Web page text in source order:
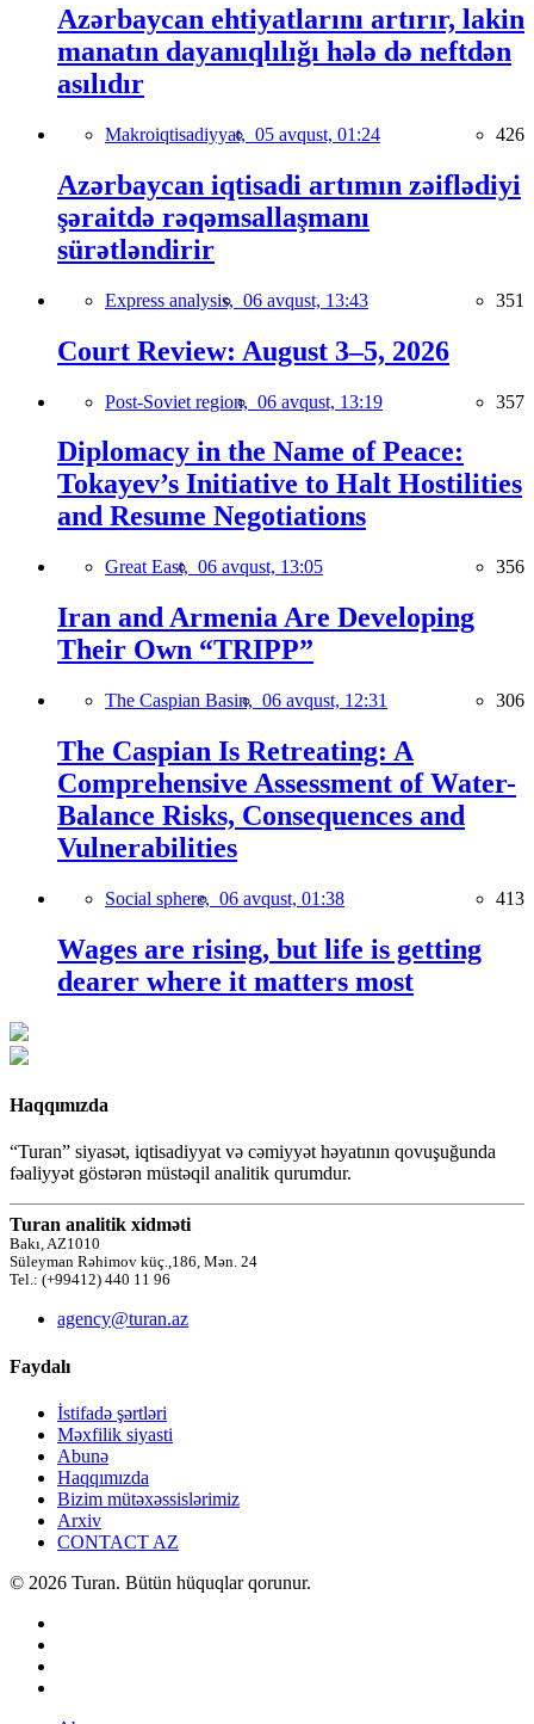
Azərbaycan ehtiyatlarını artırır, lakin
manatın dayanıqlılığı hələ də neftdən
asılıdır
Makroiqtisadiyyat, 05 avqust, 01:24 426
Azərbaycan iqtisadi artımın zəiflədiyi
şəraitdə rəqəmsallaşmanı
sürətləndirir
Express analysis, 06 avqust, 13:43 351
Court Review: August 3–5, 2026
Post-Soviet region, 06 avqust, 13:19 357
Diplomacy in the Name of Peace:
Tokayev’s Initiative to Halt Hostilities
and Resume Negotiations
Great East, 06 avqust, 13:05 356
Iran and Armenia Are Developing
Their Own “TRIPP”
The Caspian Basin, 06 avqust, 12:31 306
The Caspian Is Retreating: A
Comprehensive Assessment of Water-
Balance Risks, Consequences and
Vulnerabilities
Social sphere, 06 avqust, 01:38 413
Wages are rising, but life is getting
dearer where it matters most
Haqqımızda
“Turan” siyasət, iqtisadiyyat və cəmiyyət həyatının qovuşuğunda
fəaliyyət göstərən müstəqil analitik qurumdur.
Turan analitik xidməti
Bakı, AZ1010
Süleyman Rəhimov küç.,186, Mən. 24
Tel.: (+99412) 440 11 96
agency@turan.az
Faydalı
İstifadə şərtləri
Məxfilik siyasti
Abunə
Haqqımızda
Bizim mütəxəssislərimiz
Arxiv
CONTACT AZ
© 2026 Turan. Bütün hüquqlar qorunur.